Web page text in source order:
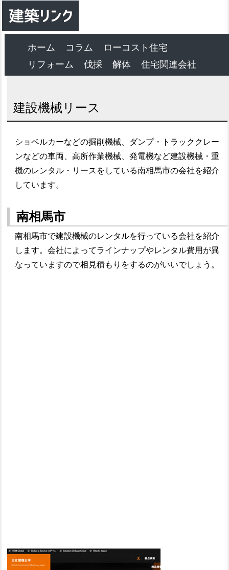
ホーム コラム
ローコスト住宅
リフォーム
伐採 解体 住宅関連会社
建設機械リース
ショベルカーなどの掘削機械、ダンプ・トラッククレー
ンなどの車両、高所作業機械、発電機など建設機械・重
機のレンタル・リースをしている南相馬市の会社を紹介
しています。
南相馬市
南相馬市で建設機械のレンタルを行っている会社を紹介
します。会社によってラインナップやレンタル費用が異
なっていますので相見積もりをするのがいいでしょう。